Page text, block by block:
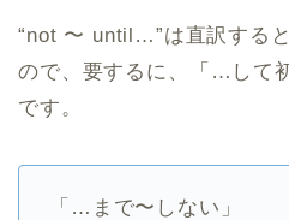
“not 〜 until…”は直訳する
ので、要するに、「…して
です。
「…まで〜しない」